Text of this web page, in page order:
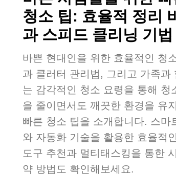
청소 팁: 효율적 정리
과 스피드 클리닝 기법
바쁜 현대인을 위한 효율적인 청
과 클러터 관리법, 그리고 가족과
는 감각적인 청소 요령을 통해 청
을 줄이면서도 깨끗한 환경을 유
빠른 청소 팁을 소개합니다. 스마
와 자동화 기술을 활용한 효율적
도구 추천과 멀티태스킹을 통한
약 방법도 확인해보세요.